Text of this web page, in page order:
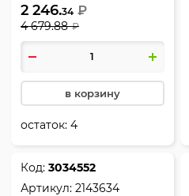
круглый, цвет чернил
синий, Matte Blue CT, IM,
Parker, 1931668
2 246.34 ₽
4 679.88 ₽
в корзину
остаток:4
Код:3034552
Артикул:2143634